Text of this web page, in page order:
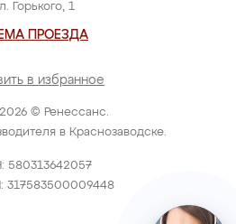
© Ренессанс.
в Краснозаводске.
580313642057
317583500009448
Горького, 1
ПРОЕЗДА
в избранное